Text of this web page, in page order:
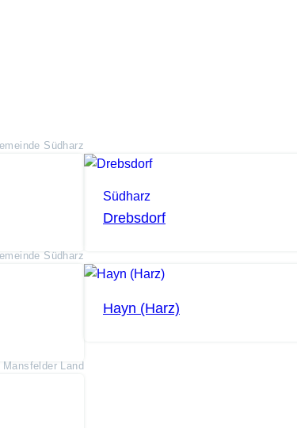
Südharz
Südharz
Drebsdorf
Südharz
Hayn (Harz)
Land